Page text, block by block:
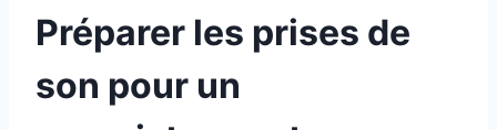
Préparer les prises de
son pour un